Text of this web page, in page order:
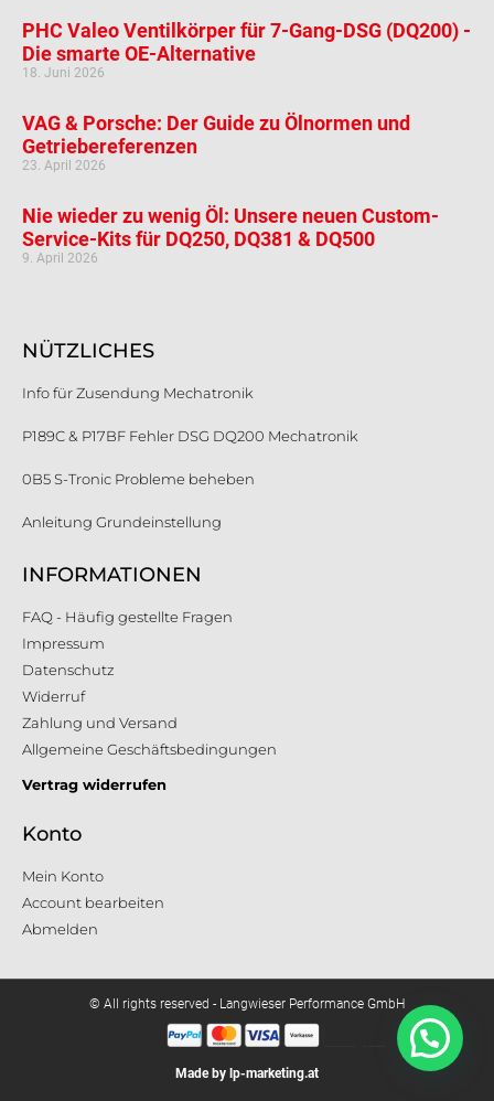
PHC Valeo Ventilkörper für 7-Gang-DSG (DQ200) -
Die smarte OE-Alternative
18. Juni 2026
VAG & Porsche: Der Guide zu Ölnormen und
Getriebereferenzen
23. April 2026
Nie wieder zu wenig Öl: Unsere neuen Custom-
Service-Kits für DQ250, DQ381 & DQ500
9. April 2026
NÜTZLICHES
Info für Zusendung Mechatronik
P189C & P17BF Fehler DSG DQ200 Mechatronik
0B5 S-Tronic Probleme beheben
Anleitung Grundeinstellung
INFORMATIONEN
FAQ - Häufig gestellte Fragen
Impressum
Datenschutz
Widerruf
Zahlung und Versand
Allgemeine Geschäftsbedingungen
Vertrag widerrufen
Konto
Mein Konto
Account bearbeiten
Abmelden
© All rights reserved - Langwieser Performance GmbH
Made by lp-marketing.at